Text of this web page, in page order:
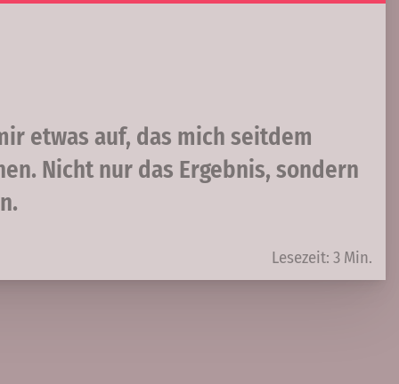
etwas auf, das mich seitdem
Nicht nur das Ergebnis, sondern
Lesezeit: 3 Min.